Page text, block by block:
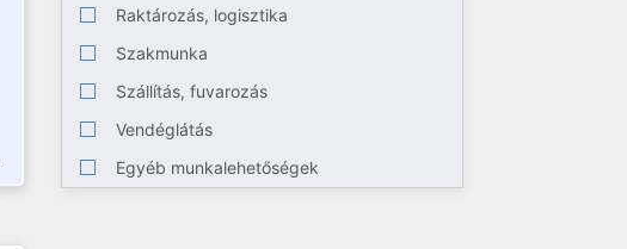
Raktározás, logisztika
Szakmunka
Szállítás, fuvarozás
Vendéglátás
Egyéb munkalehetőségek